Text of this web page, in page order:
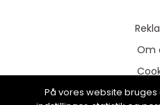
Om
På vores website